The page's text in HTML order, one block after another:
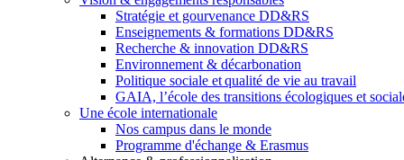
Stratégie et gourvenance DD&RS
Enseignements & formations DD&RS
Recherche & innovation DD&RS
Environnement & décarbonation
Politique sociale et qualité de vie au travail
GAIA, l’école des transitions écologiques et
Une école internationale
Nos campus dans le monde
Programme d'échange & Erasmus